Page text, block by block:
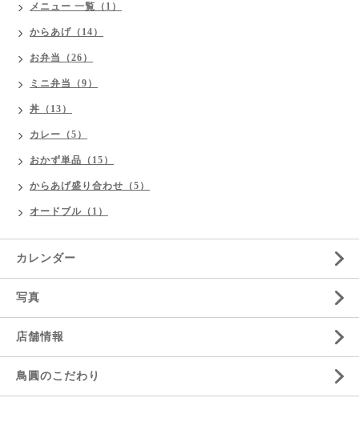
メニュー 一覧（1）
からあげ（14）
お弁当（26）
ミニ弁当（9）
丼（13）
カレー（5）
おかず単品（15）
からあげ盛り合わせ（5）
オードブル（1）
カレンダー
写真
店舗情報
鳥圓のこだわり